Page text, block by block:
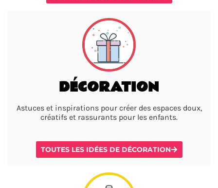
DÉCORATION
Astuces et inspirations pour créer des espaces doux,
créatifs et rassurants pour les enfants.
TOUTES LES IDÉES DE DÉCORATION